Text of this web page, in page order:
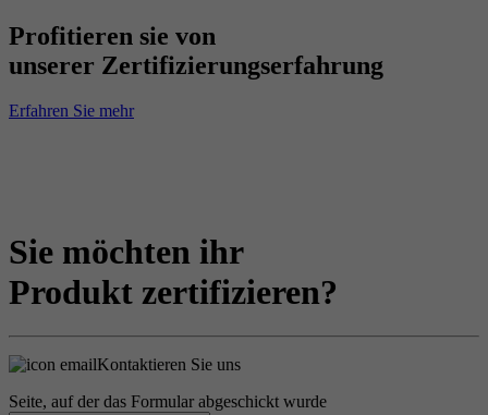
Profitieren sie von
unserer Zertifizierungserfahrung
Erfahren Sie mehr
Sie möchten ihr
Produkt zertifizieren?
Kontaktieren Sie uns
Seite, auf der das Formular abgeschickt wurde